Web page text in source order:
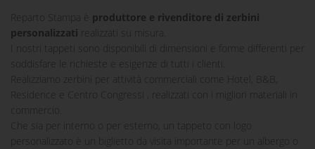
Reparto Stampa è produttore e rivenditore di zerbini
personalizzati realizzati su misura.
I nostri tappeti sono disponibili di dimensioni e forme differenti per
soddisfare le richieste e esigenze di tutti i clienti.
Realizziamo zerbini per attività commerciali come Hotel, B&B,
Residence e Centro Congressi , realizzati con i migliori materiali in
Che sia per interno o per esterno, un tappeto con logo
personalizzato è un biglietto da visita importante per un albergo o